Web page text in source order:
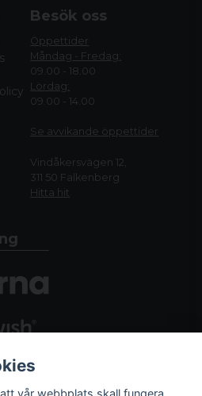
Besök oss
Öppettider
Måndag - Fredag:
09.00 - 18.00
Lördag:
09.00 - 14.00
Se avvikande öppettider
Vindåkersvägen 12,
311 50 Falkenberg
Hitta hit
vår webbplats skall fungera